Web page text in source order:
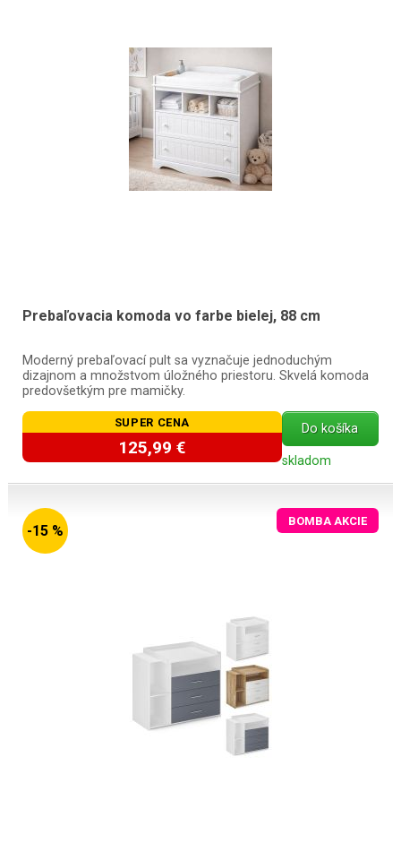
Prebaľovacia komoda vo farbe bielej, 88 cm
Moderný prebaľovací pult sa vyznačuje jednoduchým
dizajnom a množstvom úložného priestoru. Skvelá komoda
predovšetkým pre mamičky.
SUPER CENA
125,99 €
Do košíka
skladom
-15 %
BOMBA AKCIE